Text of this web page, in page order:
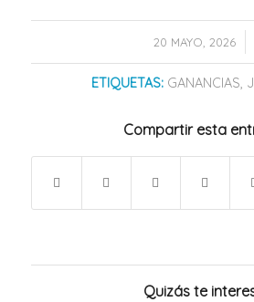
20 MAYO, 2026
/
ETIQUETAS: GANANCIAS,
Compartir esta
Quizás te